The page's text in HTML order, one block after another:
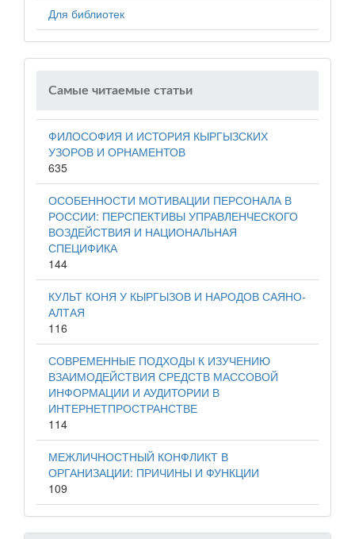
Для библиотек
Самые читаемые статьи
ФИЛОСОФИЯ И ИСТОРИЯ КЫРГЫЗСКИХ
УЗОРОВ И ОРНАМЕНТОВ
635
ОСОБЕННОСТИ МОТИВАЦИИ ПЕРСОНАЛА В
РОССИИ: ПЕРСПЕКТИВЫ УПРАВЛЕНЧЕСКОГО
ВОЗДЕЙСТВИЯ И НАЦИОНАЛЬНАЯ
СПЕЦИФИКА
144
КУЛЬТ КОНЯ У КЫРГЫЗОВ И НАРОДОВ САЯНО-
АЛТАЯ
116
СОВРЕМЕННЫЕ ПОДХОДЫ К ИЗУЧЕНИЮ
ВЗАИМОДЕЙСТВИЯ СРЕДСТВ МАССОВОЙ
ИНФОРМАЦИИ И АУДИТОРИИ В
ИНТЕРНЕТПРОСТРАНСТВЕ
114
МЕЖЛИЧНОСТНЫЙ КОНФЛИКТ В
ОРГАНИЗАЦИИ: ПРИЧИНЫ И ФУНКЦИИ
109